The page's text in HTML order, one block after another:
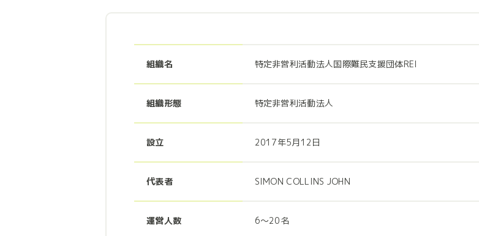
組織名 特定非営利活動法人国際難民支援団体REI
組織形態 特定非営利活動法人
設立 2017年5月12日
代表者 SIMON COLLINS JOHN
運営人数 6〜20名